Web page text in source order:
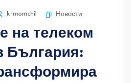
k-momchil Новости
на телеком
България: